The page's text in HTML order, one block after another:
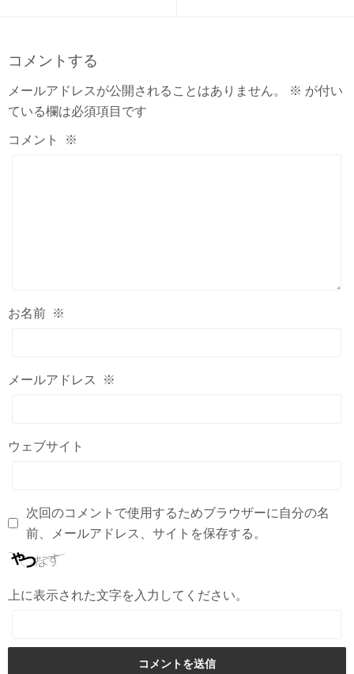
コメントする
メールアドレスが公開されることはありません。 ※ が付い
ている欄は必須項目です
コメント ※
お名前 ※
メールアドレス ※
ウェブサイト
次回のコメントで使用するためブラウザーに自分の名
前、メールアドレス、サイトを保存する。
上に表示された文字を入力してください。